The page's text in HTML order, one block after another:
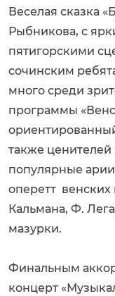
Веселая сказка
Рыбникова, с
пятигорскими
сочинским
много среди
программы
также ценителей
популярные
оперетт
Кальмана, Ф.
мазурки.
Финальным
концерт